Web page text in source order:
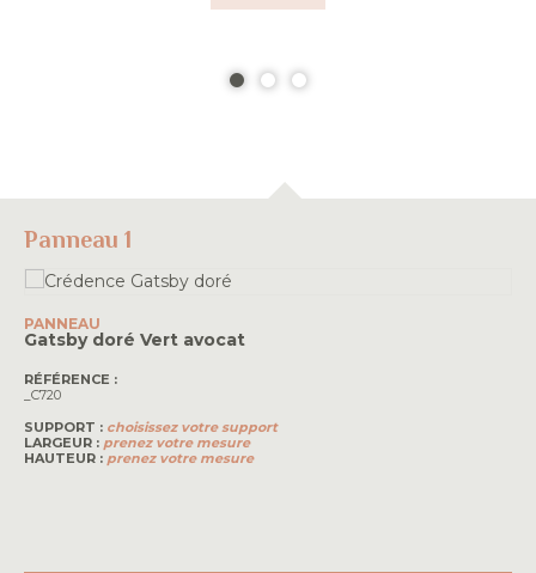
Panneau 1
PANNEAU
Gatsby doré Vert avocat
RÉFÉRENCE :
_C720
SUPPORT : choisissez votre support
LARGEUR : prenez votre mesure
HAUTEUR : prenez votre mesure